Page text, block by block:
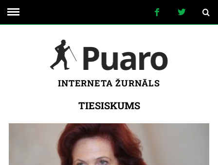
INTERNETA ŽURNĀLS
TIESISKUMS